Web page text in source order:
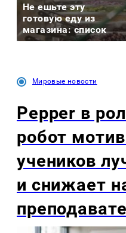
Не ешьте эту
готовую еду из
магазина: список
Мировые новости
Pepper в
робот
учеников
и снижает